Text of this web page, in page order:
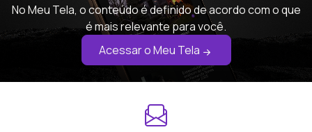
No Meu Tela, o conteúdo é definido de acordo com o que
é mais relevante para você.
Acessar o Meu Tela